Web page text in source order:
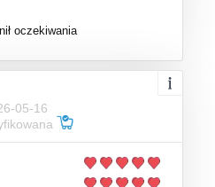
oczekiwania
05-16